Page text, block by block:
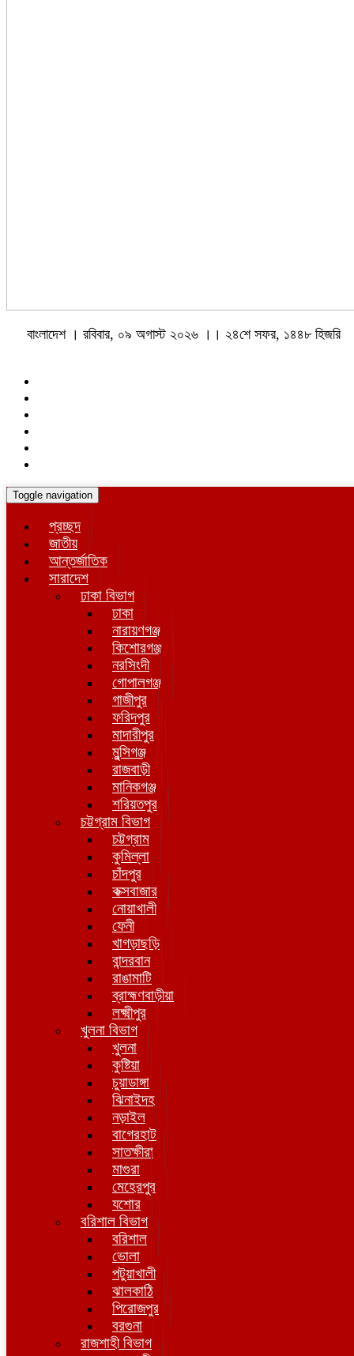
বাংলাদেশ । রবিবার, ০৯ অগাস্ট ২০২৬ ।। ২৪শে সফর, ১৪৪৮ হিজরি
Toggle navigation
প্রচ্ছদ
জাতীয়
আন্তর্জাতিক
সারাদেশ
ঢাকা বিভাগ
ঢাকা
নারায়ণগঞ্জ
কিশোরগঞ্জ
নরসিংদী
গোপালগঞ্জ
গাজীপুর
ফরিদপুর
মাদারীপুর
মুন্সিগঞ্জ
রাজবাড়ী
মানিকগঞ্জ
শরিয়তপুর
চট্টগ্রাম বিভাগ
চট্টগ্রাম
কুমিল্লা
চাঁদপুর
কক্সবাজার
নোয়াখালী
ফেনী
খাগড়াছড়ি
বান্দরবান
রাঙামাটি
ব্রাহ্মণবাড়ীয়া
লক্ষ্মীপুর
খুলনা বিভাগ
খুলনা
কুষ্টিয়া
চুয়াডাঙ্গা
ঝিনাইদহ
নড়াইল
বাগেরহাট
সাতক্ষীরা
মাগুরা
মেহেরপুর
যশোর
বরিশাল বিভাগ
বরিশাল
ভোলা
পটুয়াখালী
ঝালকাঠি
পিরোজপুর
বরগুনা
রাজশাহী বিভাগ